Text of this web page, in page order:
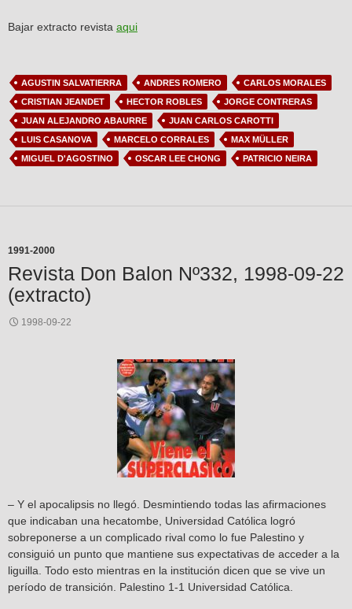
Bajar extracto revista aqui
AGUSTIN SALVATIERRA ANDRES ROMERO
CARLOS MORALES
CRISTIAN JEANDET
HECTOR ROBLES
JORGE CONTRERAS
JUAN ALEJANDRO ABAURRE
JUAN CARLOS CAROTTI
LUIS CASANOVA
MARCELO CORRALES
MAX MÜLLER
MIGUEL D'AGOSTINO
OSCAR LEE CHONG PATRICIO NEIRA
1991-2000
Revista Don Balon Nº332, 1998-09-22
(extracto)
1998-09-22
– Y el apocalipsis no llegó. Desmintiendo todas las afirmaciones
que indicaban una hecatombe, Universidad Católica logró
sobreponerse a un complicado rival como lo fue Palestino y
consiguió un punto que mantiene sus expectativas de acceder a la
liguilla. Todo esto mientras en la institución dicen que se vive un
período de transición. Palestino 1-1 Universidad Católica.